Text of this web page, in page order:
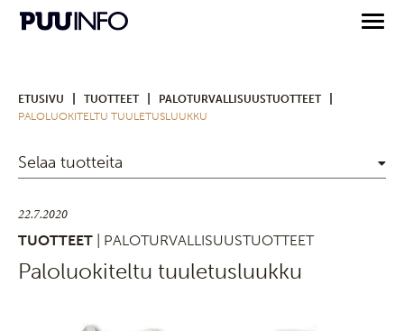
ETUSIVU TUOTTEET PALOTURVALLISUUSTUOTTEET
PALOLUOKITELTU TUULETUSLUUKKU
Selaa tuotteita
22.7.2020
TUOTTEET
| PALOTURVALLISUUSTUOTTEET
Paloluokiteltu tuuletusluukku